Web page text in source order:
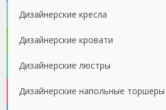
Дизайнерские кресла
Дизайнерские кровати
Дизайнерские люстры
Дизайнерские напольные торшеры